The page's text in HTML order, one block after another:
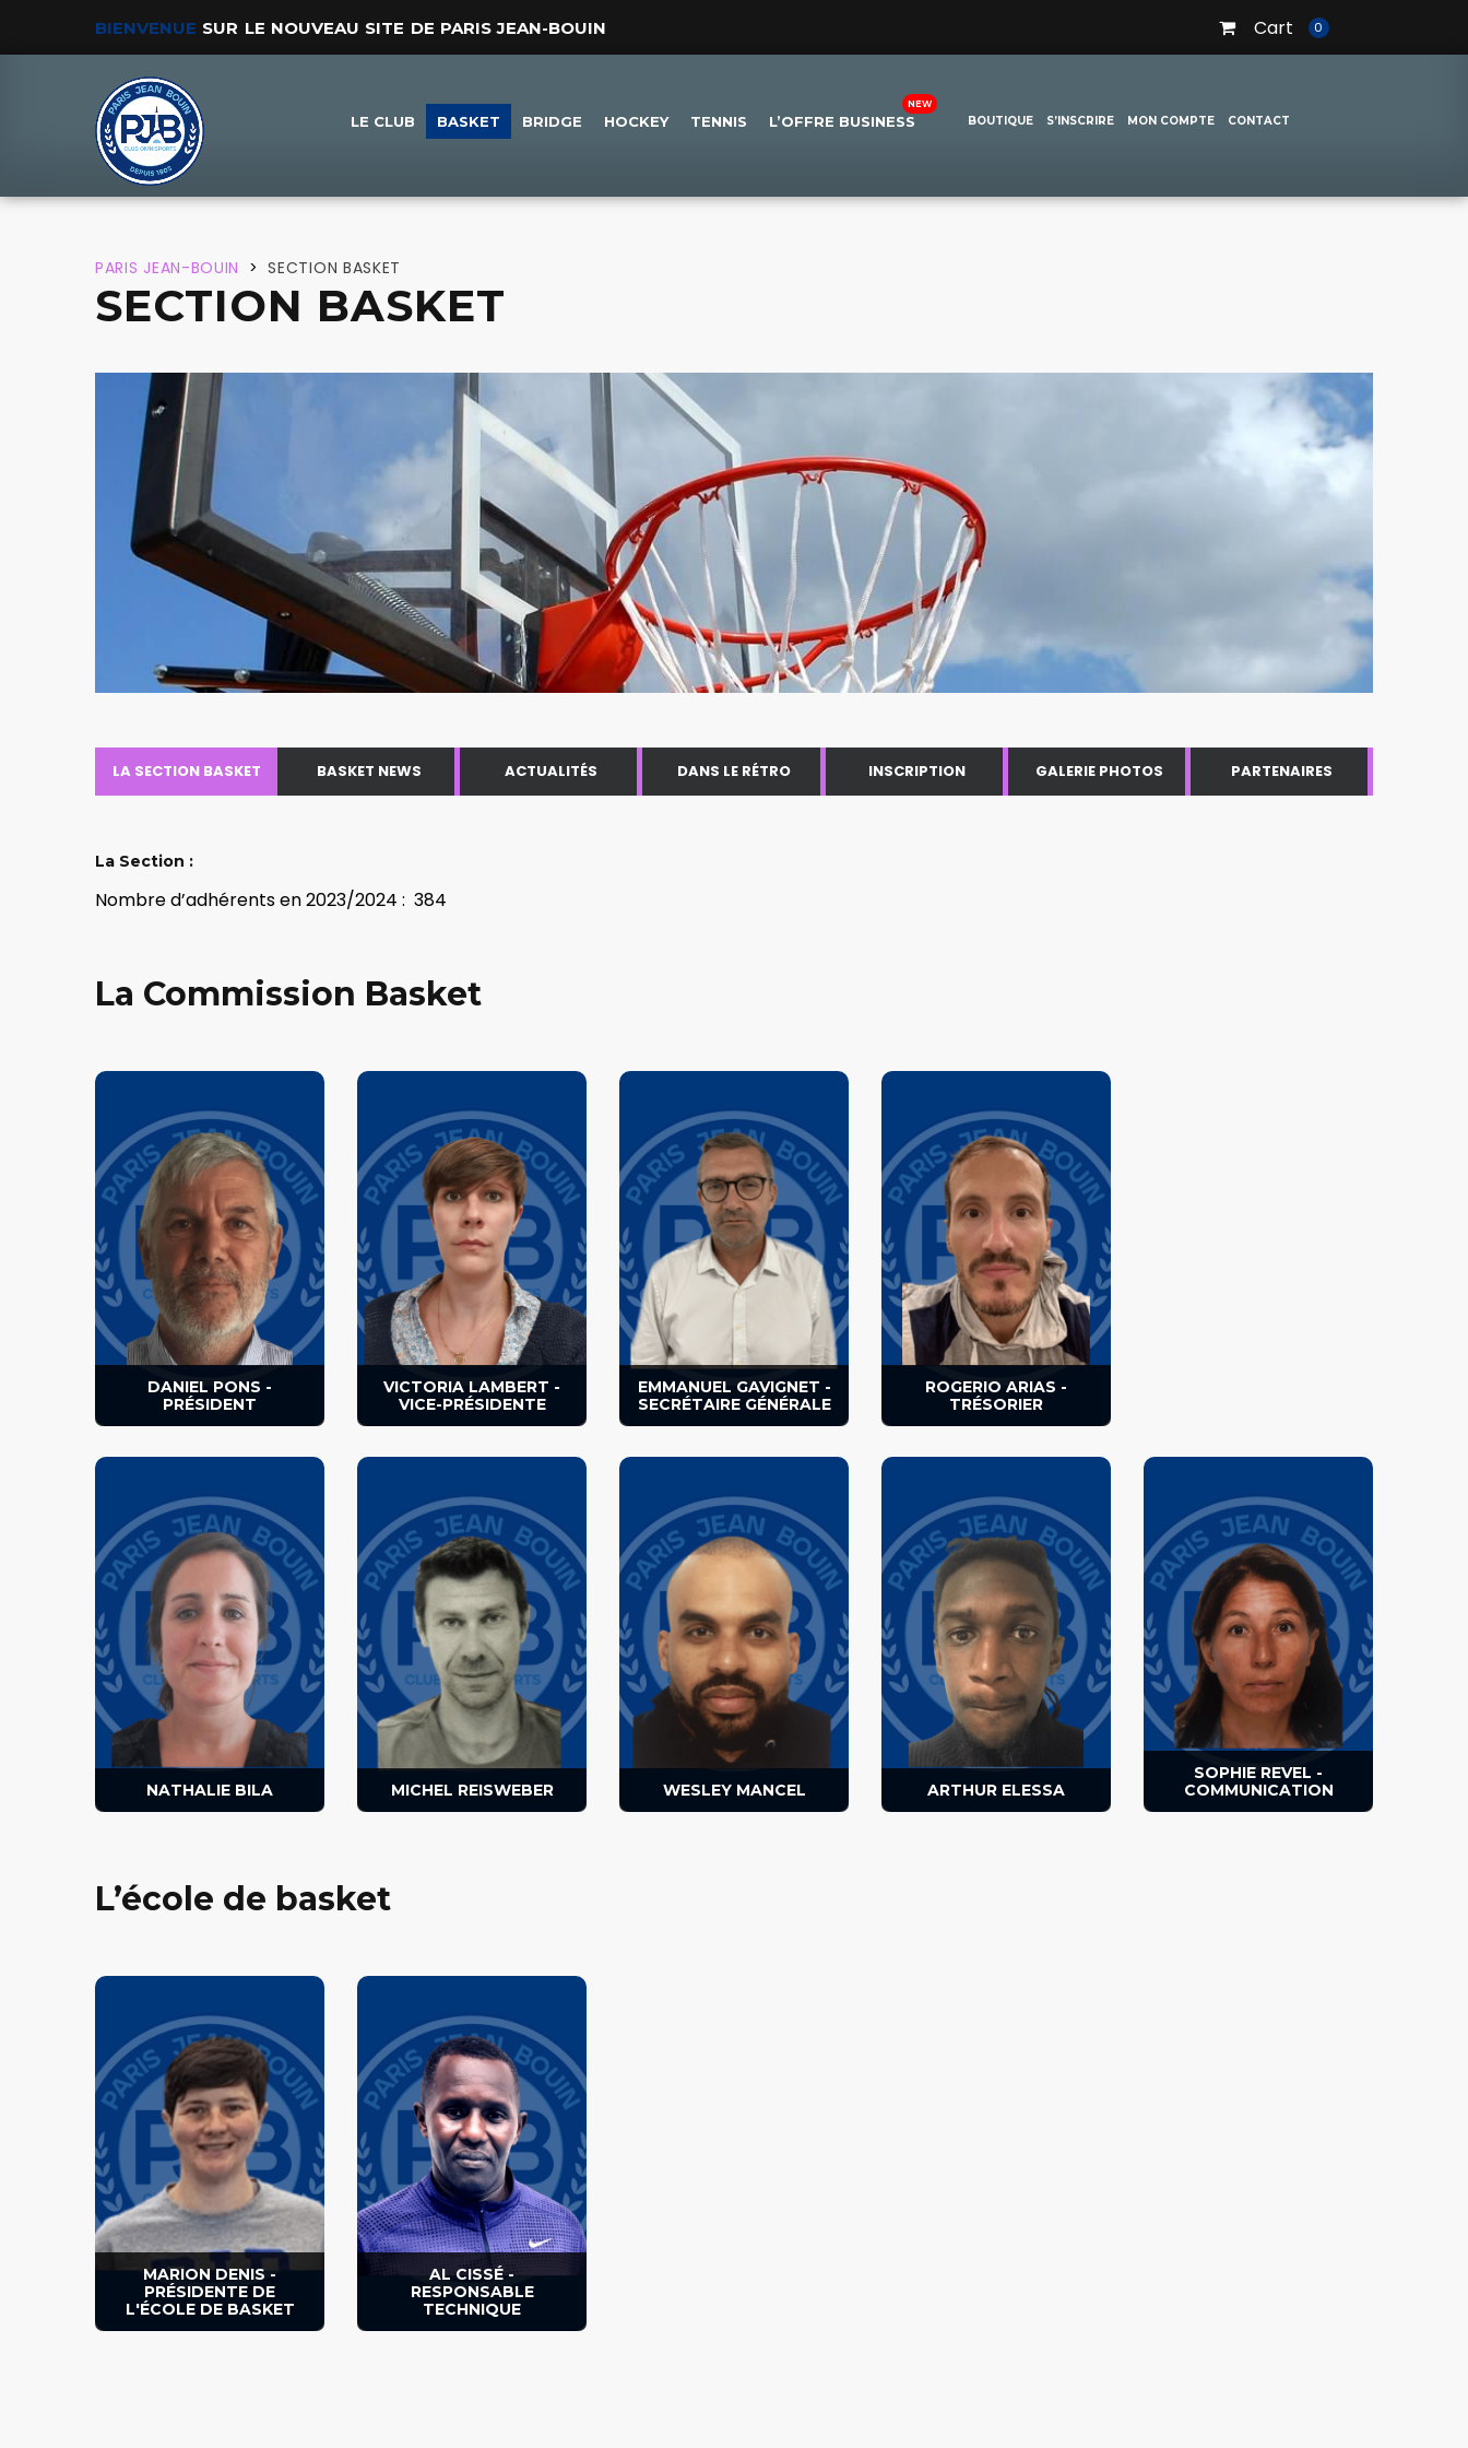
BIENVENUE SUR LE NOUVEAU SITE DE PARIS JEAN-BOUIN Cart 0
LE CLUB BASKET BRIDGE HOCKEY TENNIS L’OFFRE BUSINESS BOUTIQUE S’INSCRIRE MON COMPTE CONTACT
PARIS JEAN-BOUIN > SECTION BASKET
SECTION BASKET
LA SECTION BASKET BASKET NEWS ACTUALITÉS DANS LE RÉTRO INSCRIPTION GALERIE PHOTOS PARTENAIRES
La Section :
Nombre d’adhérents en 2023/2024 : 384
La Commission Basket
DANIEL PONS -
PRÉSIDENT
Joueur, dirigeant et président
de la section.
VICTORIA LAMBERT -
VICE-PRÉSIDENTE
Joueuse, coach des Seniors
féminine2, vice présidente.
EMMANUEL GAVIGNET -
SECRÉTAIRE GÉNÉRALE
J’ai rejoint la section Basket
du PJB en tant que joueur en
2007.
Membre de la section Basket
que j’ai rejoint en 2007 en tant
que joueur.
Secrétaire général de la
Contact :
section.basket@parisjeanbouin.fr
ROGERIO ARIAS -
TRÉSORIER
Joueur, trésorier de la section.
NATHALIE BILA
Joueuse, dirigeant en charge
des réseaux sociaux et du
centre de perfectionnement.
MICHEL REISWEBER
Joueur au club, responsable
des équipes d’Anciens.
WESLEY MANCEL
Joueur, entraineur, chargé de
la formation des équipes
jeunes.
ARTHUR ELESSA
Joueur, entraineur,
responsable arbitrage.
SOPHIE REVEL -
COMMUNICATION
Ses 3 enfants ont joué au
club. Rédactrice de la Basket
News et chargée de la
communication.
L’école de basket
MARION DENIS -
PRÉSIDENTE DE
L'ÉCOLE DE BASKET
Joueuse dans les équipes
seniors du club pendant 15
ans
Éducatrice et entraîneure de
l’école de basket et d’autres
équipes jeunes depuis 20 ans
AL CISSÉ -
RESPONSABLE
TECHNIQUE
Joueur, entraineur, salarié au
club depuis 1999.